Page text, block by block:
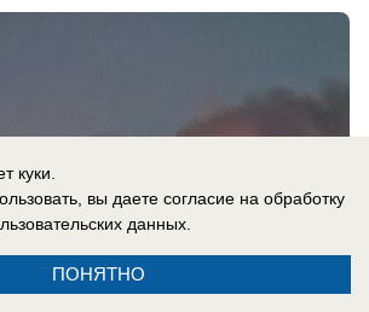
куки.
вы даете согласие на обработку
данных.
ПОНЯТНО